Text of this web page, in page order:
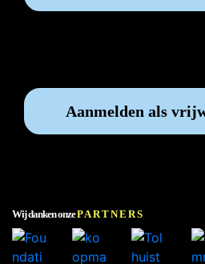
Aanmelden als
Wij danken onzePARTNERS